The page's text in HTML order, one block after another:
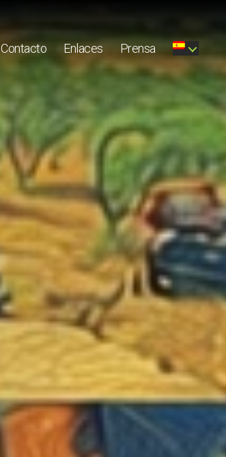
Contacto Enlaces Prensa